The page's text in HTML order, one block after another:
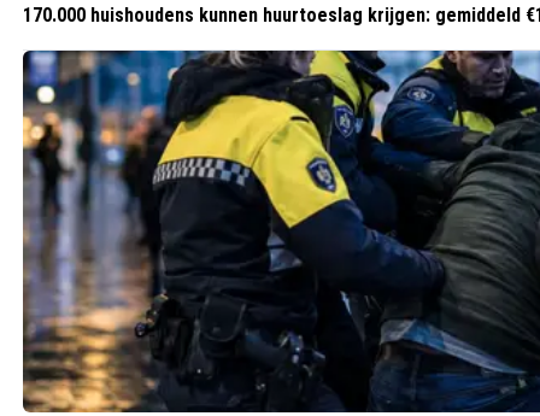
170.000 huishoudens kunnen huurtoeslag krijgen: gemiddeld